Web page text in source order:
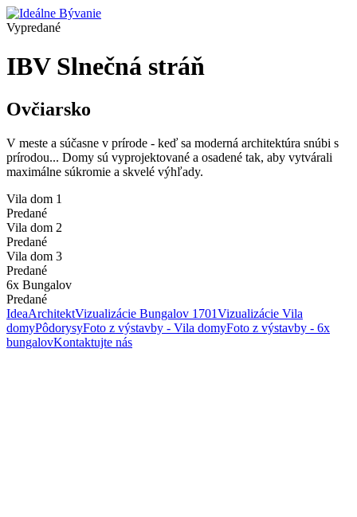
Vypredané
IBV Slnečná stráň
Ovčiarsko
V meste a súčasne v prírode - keď sa moderná architektúra snúbi s
prírodou... Domy sú vyprojektované a osadené tak, aby vytvárali
maximálne súkromie a skvelé výhľady.
Vila dom 1
Predané
Vila dom 2
Predané
Vila dom 3
Predané
6x Bungalov
Predané
IdeaArchitektVizualizácie Bungalov 1701Vizualizácie Vila
domyPôdorysyFoto z výstavby - Vila domyFoto z výstavby - 6x
bungalovKontaktujte nás